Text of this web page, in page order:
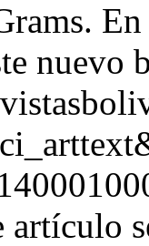
nuevo
artículo